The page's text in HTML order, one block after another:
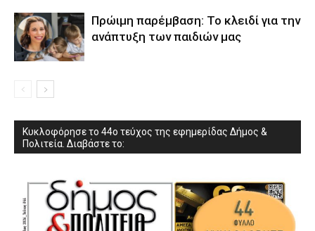
Πρώιμη παρέμβαση: Το κλειδί για την
ανάπτυξη των παιδιών µας
Κυκλοφόρησε το 44ο τεύχος της εφημερίδας Δήμος &
Πολιτεία. Διαβάστε το: